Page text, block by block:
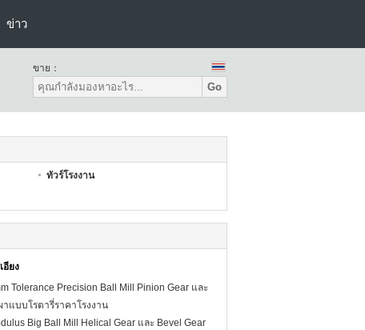
ข่าว
ขาย：
Go
ทัวร์โรงงาน
อียง
Tolerance Precision Ball Mill Pinion Gear และ
าแบบโรตารี่ราคาโรงงาน
Big Ball Mill Helical Gear และ Bevel Gear